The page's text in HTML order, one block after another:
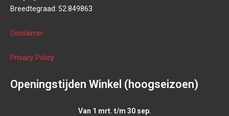
Breedtegraad: 52.849863
Disclaimer
Privacy Policy
Openingstijden Winkel (hoogseizoen)
Van 1 mrt. t/m 30 sep.